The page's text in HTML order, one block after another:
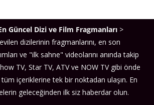
Güncel Dizi ve Film Fragmanları >
dizilerinin fragmanlarını, en son
ve "ilk sahne" videolarını anında takip
TV, Star TV, ATV ve NOW TV gibi önde
tüm içeriklerine tek bir noktadan ulaşın. En
geleceğinden ilk siz haberdar olun.